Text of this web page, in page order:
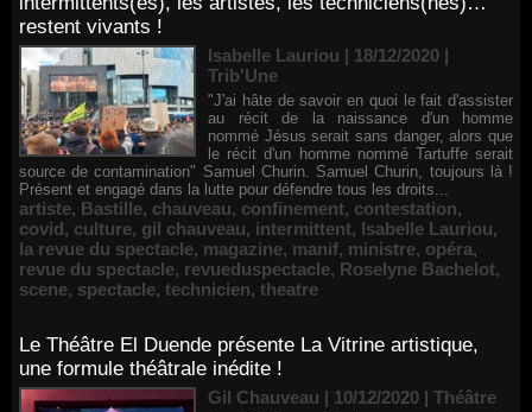
restent vivants !
Isabelle Lauriou | 18/12/2020 |
Trib'Une
"J'ai hâte de savoir en quoi le fait d'assister
au récit de la naissance d'un homme
nommé Jésus serait sans danger, alors que
le récit d'un homme nommé Tartuffe serait
source de contamination" Samuel Churin. Samuel Churin, toujours là !
Présent et engagé dans la lutte pour défendre tous les droits...
artiste, Bastille, chauveau, confinement, contestation,
covid, culture, gil chauveau, intermittent, Isabelle Lauriou,
la revue du spectacle, magazine, manif, ministre, opéra,
revue du spectacle, revueduspectacle, Roselyne Bachelot,
scene, spectacle, technicien, theatre
Le Théâtre El Duende présente La Vitrine artistique,
une formule théâtrale inédite !
Gil Chauveau | 10/12/2020 | Théâtre